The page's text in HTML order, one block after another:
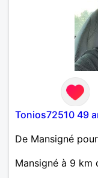
Tonios72510 49
De Mansigné
Mansigné à 9 km